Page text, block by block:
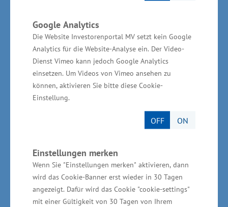
Google Analytics
Die Website Investorenportal MV setzt kein Google
Analytics für die Website-Analyse ein. Der Video-
Dienst Vimeo kann jedoch Google Analytics
einsetzen. Um Videos von Vimeo ansehen zu
können, aktivieren Sie bitte diese Cookie-
Einstellung.
OFF ON
Einstellungen merken
Wenn Sie "Einstellungen merken" aktivieren, dann
wird das Cookie-Banner erst wieder in 30 Tagen
angezeigt. Dafür wird das Cookie "cookie-settings"
mit einer Gültigkeit von 30 Tagen von Ihrem
Weitere Informationen:
mv.de/familie/zertifizierter-familienurlaub
Urlauber mit Einschränkungen finden zwischen
Ostsee und Seenplatte97 Betriebemit dem
Siegel „Reisen für Alle“, der bundesweit
Neu dabei sind unter anderem die
sowie das Stadtmuseum in Güstrow. Ausblick:
Güstrowwird noch im ersten Quartal dieses
Jahresdie erste barrierefreie Gemeinde in
Mecklenburg-Vorpommern. In der Barlachstadt